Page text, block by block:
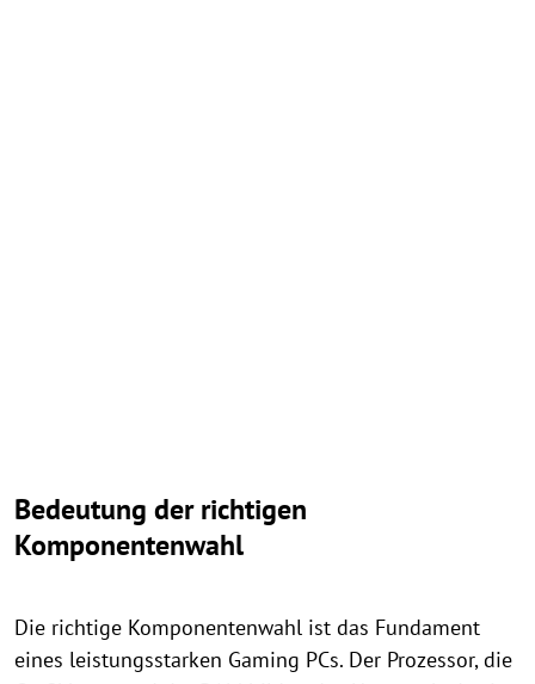
Bedeutung der richtigen
Komponentenwahl
Die richtige Komponentenwahl ist das Fundament
eines leistungsstarken Gaming PCs. Der Prozessor, die